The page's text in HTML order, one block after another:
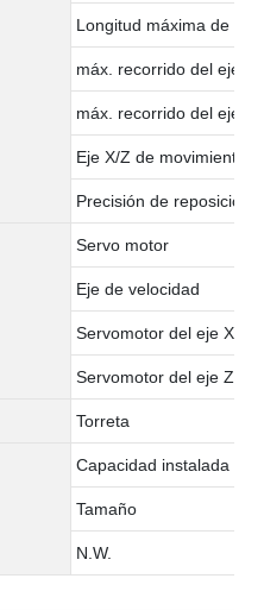
Longitud máxima de
máx. recorrido del eje X
máx. recorrido del eje Z
Eje X/Z de movimiento
Precisión de reposición
Servo motor
Eje de velocidad
Servomotor del eje X
Servomotor del eje Z
Torreta
Capacidad instalada
Tamaño
N.W.